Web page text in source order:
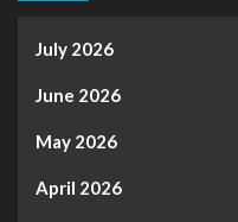
July 2026
June 2026
May 2026
April 2026